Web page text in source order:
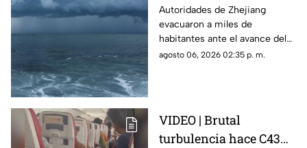
avance del tifón
Dolphin; así impactará
en China
Autoridades de Zhejiang
evacuaron a miles de
habitantes ante el avance del
tifón Dolphin hacia el este de
agosto 06, 2026 02:35 p. m.
VIDEO | Brutal
turbulencia hace C43R